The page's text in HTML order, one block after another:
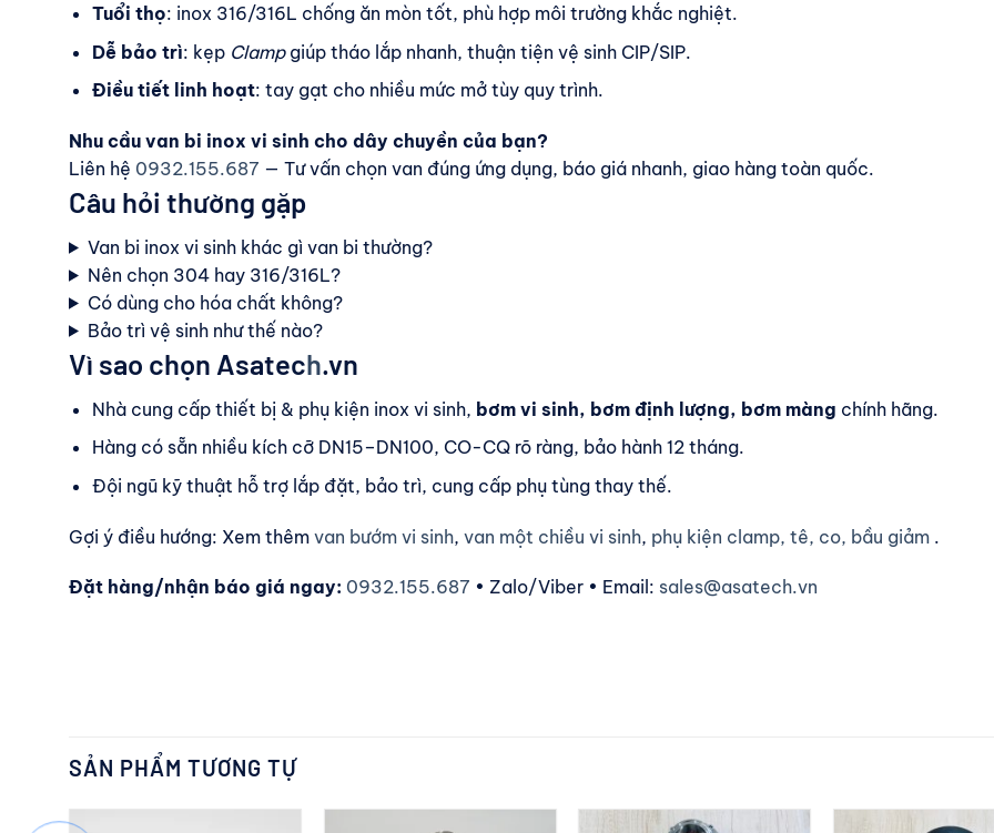
Tuổi thọ: inox 316/316L chống ăn mòn tốt, phù hợp môi trường khắc nghiệt.
Dễ bảo trì: kẹp Clampgiúp tháo lắp nhanh, thuận tiện vệ sinh CIP/SIP.
Điều tiết linh hoạt: tay gạt cho nhiều mức mở tùy quy trình.
Nhu cầu van bi inox vi sinh cho dây chuyền của bạn?
Liên hệ 0932.155.687 — Tư vấn chọn van đúng ứng dụng, báo giá nhanh, giao hàng toàn quốc.
Câu hỏi thường gặp
Van bi inox vi sinh khác gì van bi thường?
Nên chọn 304 hay 316/316L?
Có dùng cho hóa chất không?
Bảo trì vệ sinh như thế nào?
Vì sao chọn Asatech.vn
Nhà cung cấp thiết bị & phụ kiện inox vi sinh, bơm vi sinh, bơm định lượng, bơm màng chính hãng.
Hàng có sẵn nhiều kích cỡ DN15–DN100, CO-CQ rõ ràng, bảo hành 12 tháng.
Đội ngũ kỹ thuật hỗ trợ lắp đặt, bảo trì, cung cấp phụ tùng thay thế.
Gợi ý điều hướng: Xem thêm van bướm vi sinh, van một chiều vi sinh, phụ kiện clamp, tê, co, bầu giảm .
Đặt hàng/nhận báo giá ngay: 0932.155.687 • Zalo/Viber • Email: sales@asatech.vn
SẢN PHẨM TƯƠNG TỰ